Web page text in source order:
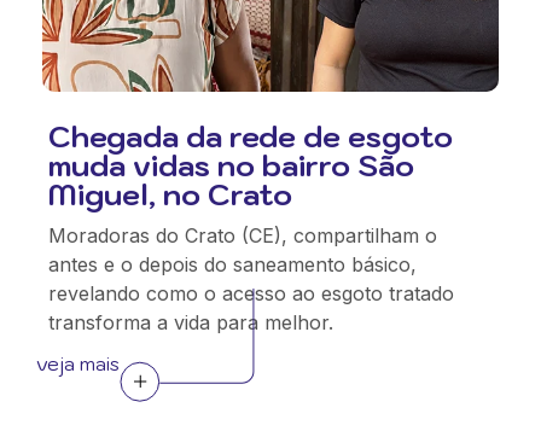
Chegada da rede de esgoto
muda vidas no bairro São
Miguel, no Crato
Moradoras do Crato (CE), compartilham o
antes e o depois do saneamento básico,
revelando como o acesso ao esgoto tratado
transforma a vida para melhor.
veja mais